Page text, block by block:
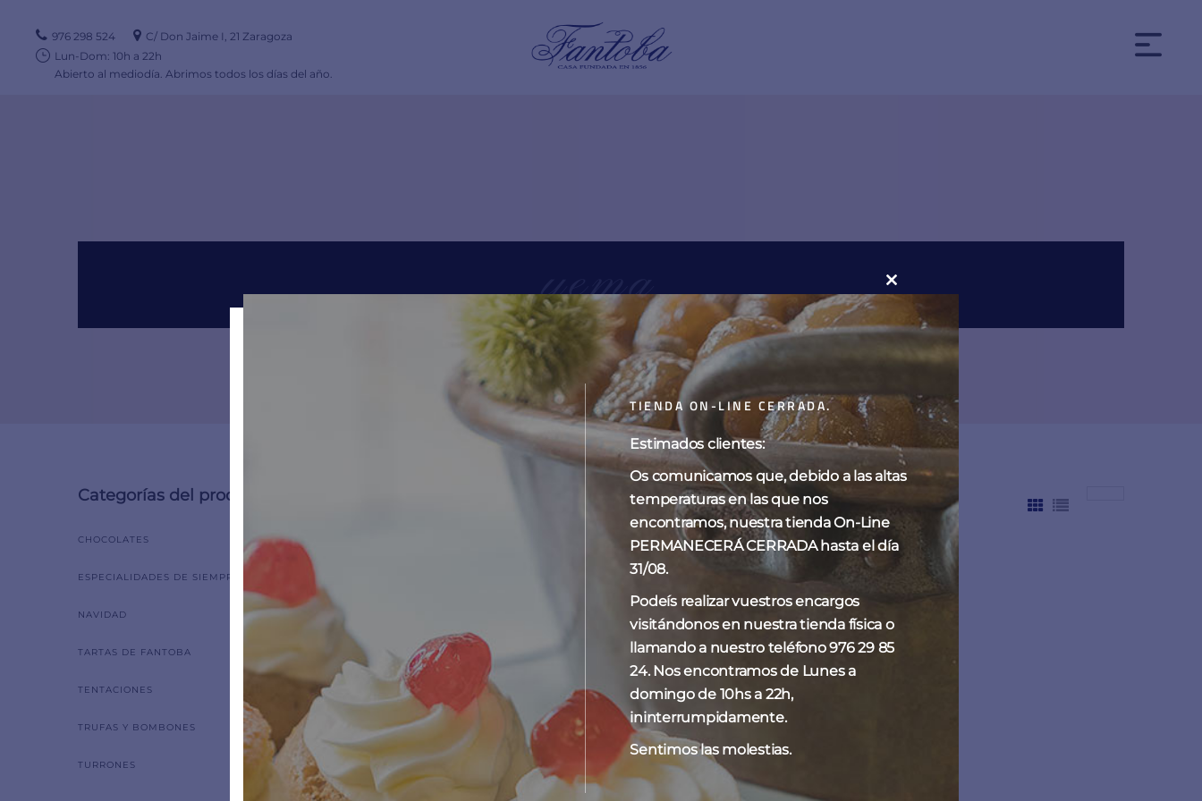
976 298 524
C/ Don Jaime I, 21 Zaragoza
Lun-Dom: 10h a 22h
Abierto al mediodía. Abrimos todos los días del año.
yema
Home Tienda yema
10 15 20
Tarta de yema
Categorías del producto
CHOCOLATES
ESPECIALIDADES DE SIEMPRE
NAVIDAD
TARTAS DE FANTOBA
TENTACIONES
TRUFAS Y BOMBONES
TURRONES
CLOSE
THIS
MODULE
TIENDA ON-LINE CERRADA.
Estimados clientes:
Os comunicamos que, debido a las altas
temperaturas en las que nos
encontramos, nuestra tienda On-Line
PERMANECERÁ CERRADA hasta el día
31/08.
Podeís realizar vuestros encargos
visitándonos en nuestra tienda física o
llamando a nuestro teléfono 976 29 85
24. Nos encontramos de Lunes a
domingo de 10hs a 22h,
ininterrumpidamente.
Sentimos las molestias.